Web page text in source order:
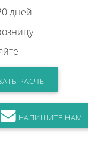
дней
РАСЧЕТ
НАПИШИТЕ НАМ